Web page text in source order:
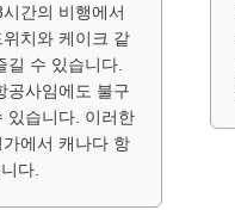
간의 비행에서
치와 케이크 같
수 있습니다.
공사임에도 불구
있습니다. 이러한
에서 캐나다 항
다.